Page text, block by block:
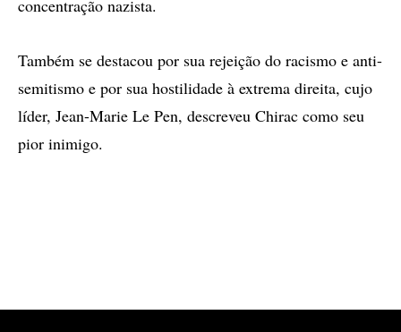
concentração nazista.
Também se destacou por sua rejeição do racismo e anti-
semitismo e por sua hostilidade à extrema direita, cujo
líder, Jean-Marie Le Pen, descreveu Chirac como seu
pior inimigo.